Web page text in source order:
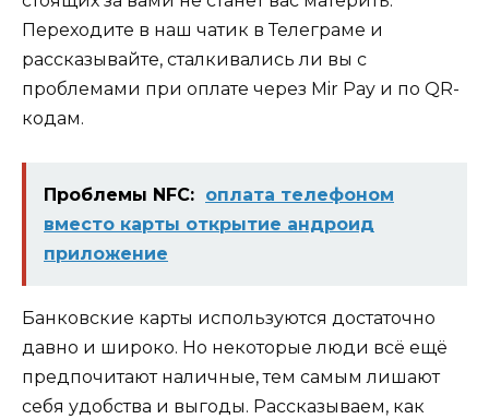
Переходите в наш чатик в Телеграме и
рассказывайте, сталкивались ли вы с
проблемами при оплате через Mir Pay и по QR-
кодам.
Проблемы NFC: оплата телефоном
вместо карты открытие андроид
приложение
Банковские карты используются достаточно
давно и широко. Но некоторые люди всё ещё
предпочитают наличные, тем самым лишают
себя удобства и выгоды. Рассказываем, как